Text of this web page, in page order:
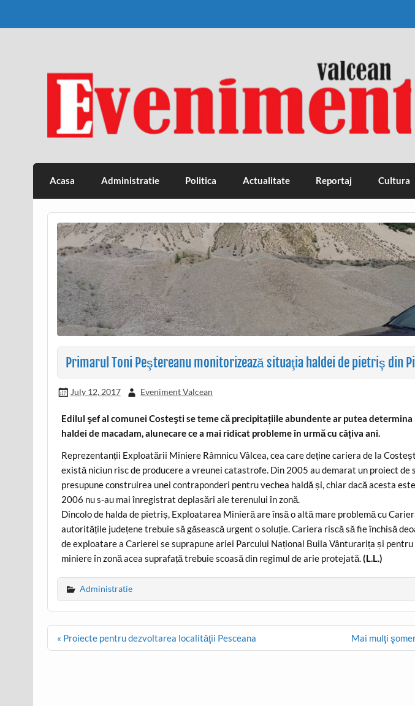
Eveniment Valcean
Acasa Administratie Politica Actualitate Reportaj Cultura
Primarul Toni Peştereanu monitorizează situaţia haldei de pietriş din
July 12, 2017 Eveniment Valcean
Edilul şef al comunei Costeşti se teme că precipitațiile abundente ar putea
haldei de macadam, alunecare ce a mai ridicat probleme în urmă cu câțiva ani.
Reprezentanții Exploatării Miniere Râmnicu Vâlcea, cea care deține cariera de la
există niciun risc de producere a vreunei catastrofe. Din 2005 au demarat un proiect de
presupune construirea unei contraponderi pentru vechea haldă și, chiar dacă acesta
2006 nu s-au mai înregistrat deplasări ale terenului în zonă.
Dincolo de halda de pietriș, Exploatarea Minieră are însă o altă mare problemă cu
autoritățile județene trebuie să găsească urgent o soluție. Cariera riscă să fie închisă
de exploatare a Carierei se suprapune ariei Parcului Național Buila Vânturarița și
miniere în zonă acea suprafață trebuie scoasă din regimul de arie protejată.(L.L.)
Administratie
Post
« Proiecte pentru dezvoltarea localităţii Pesceana Mai mulţi